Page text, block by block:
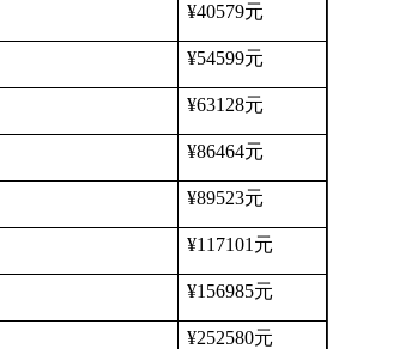
¥40579元
¥54599元
¥63128元
¥86464元
¥89523元
¥117101 元
¥156985元
¥252580元